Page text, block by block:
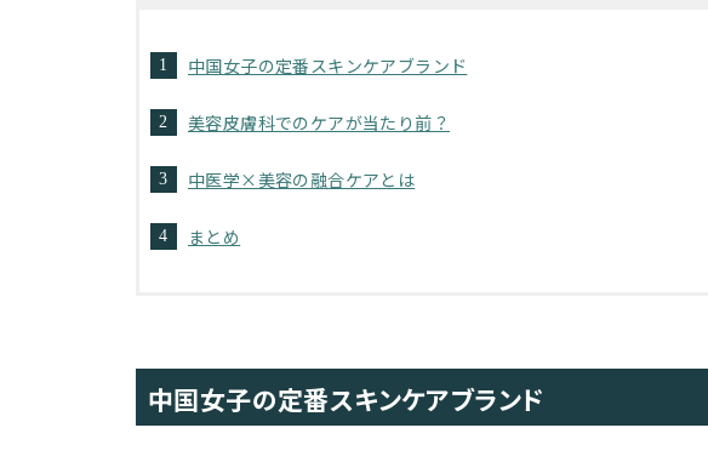
中国女子の定番スキンケアブランド
美容皮膚科でのケアが当たり前？
中医学×美容の融合ケアとは
まとめ
中国女子の定番スキンケアブランド